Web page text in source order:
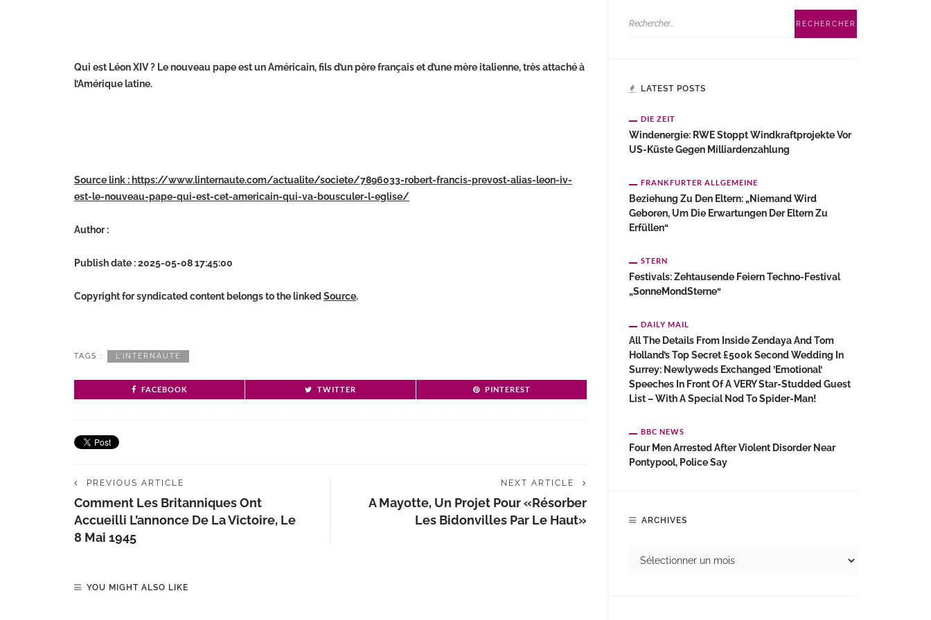
Qui est Léon XIV ? Le nouveau pape est un Américain, fils d’un père français et d’une mère italienne, très attaché à
l’Amérique latine.
Source link : https://www.linternaute.com/actualite/societe/7896033-robert-francis-prevost-alias-leon-iv-
est-le-nouveau-pape-qui-est-cet-americain-qui-va-bousculer-l-eglise/
Author :
Publish date : 2025-05-08 17:45:00
Copyright for syndicated content belongs to the linkedSource.
TAGS : L’INTERNAUTE
FACEBOOK TWITTER PINTEREST
PREVIOUS ARTICLE
Comment Les Britanniques Ont
Accueilli L’annonce De La Victoire, Le
8 Mai 1945
NEXT ARTICLE
A Mayotte, Un Projet Pour «résorber
Les Bidonvilles Par Le Haut»
YOU MIGHT ALSO LIKE
LATEST POSTS
DIE ZEIT
Windenergie: RWE Stoppt Windkraftprojekte Vor
US-Küste Gegen Milliardenzahlung
FRANKFURTER ALLGEMEINE
Beziehung Zu Den Eltern: „Niemand Wird
Geboren, Um Die Erwartungen Der Eltern Zu
Erfüllen“
STERN
Festivals: Zehtausende Feiern Techno-Festival
„SonneMondSterne“
DAILY MAIL
All The Details From Inside Zendaya And Tom
Holland’s Top Secret £500k Second Wedding In
Surrey: Newlyweds Exchanged ’emotional’
Speeches In Front Of A VERY Star-Studded Guest
List – With A Special Nod To Spider-Man!
BBC NEWS
Four Men Arrested After Violent Disorder Near
Pontypool, Police Say
ARCHIVES